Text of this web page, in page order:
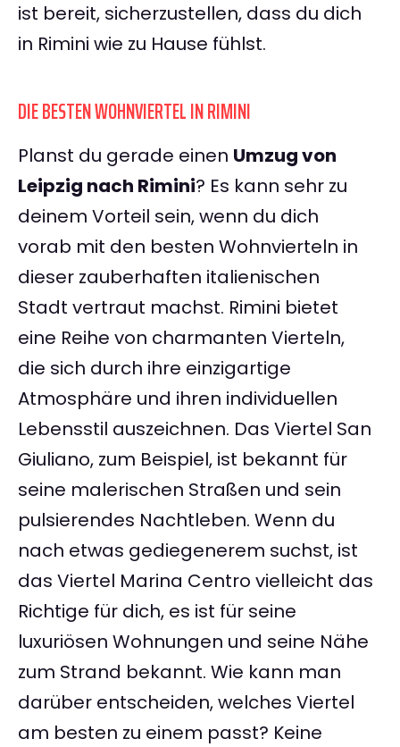
ist bereit, sicherzustellen, dass du dich
in Rimini wie zu Hause fühlst.
DIE BESTEN WOHNVIERTEL IN RIMINI
Planst du gerade einen Umzug von
Leipzig nach Rimini? Es kann sehr zu
deinem Vorteil sein, wenn du dich
vorab mit den besten Wohnvierteln in
dieser zauberhaften italienischen
Stadt vertraut machst. Rimini bietet
eine Reihe von charmanten Vierteln,
die sich durch ihre einzigartige
Atmosphäre und ihren individuellen
Lebensstil auszeichnen. Das Viertel San
Giuliano, zum Beispiel, ist bekannt für
seine malerischen Straßen und sein
pulsierendes Nachtleben. Wenn du
nach etwas gediegenerem suchst, ist
das Viertel Marina Centro vielleicht das
Richtige für dich, es ist für seine
luxuriösen Wohnungen und seine Nähe
zum Strand bekannt. Wie kann man
darüber entscheiden, welches Viertel
am besten zu einem passt? Keine